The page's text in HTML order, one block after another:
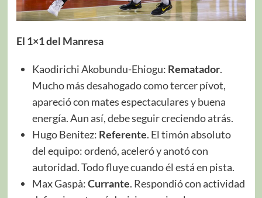
El 1×1 del Manresa
Kaodirichi Akobundu-Ehiogu: Rematador.
Mucho más desahogado como tercer pívot,
apareció con mates espectaculares y buena
energía. Aun así, debe seguir creciendo atrás.
Hugo Benitez: Referente. El timón absoluto
del equipo: ordenó, aceleró y anotó con
autoridad. Todo fluye cuando él está en pista.
Max Gaspà:Currante. Respondió con actividad